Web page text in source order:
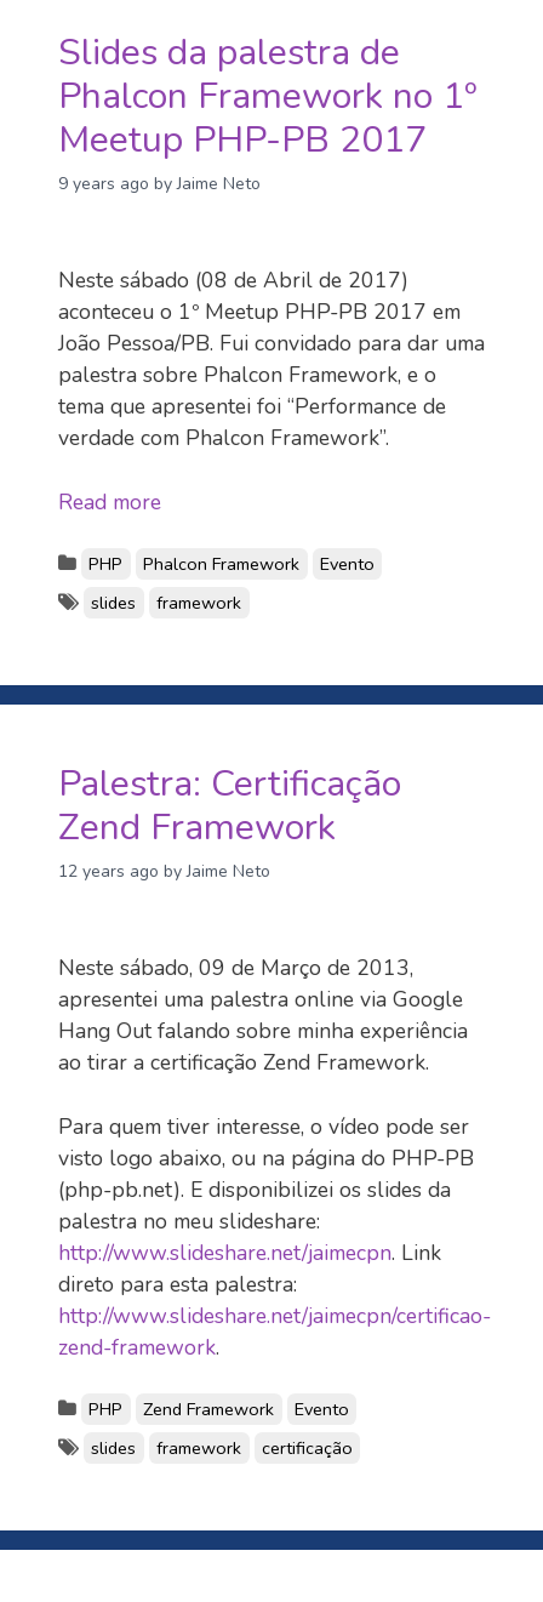
Slides da palestra de
Phalcon Framework no 1º
Meetup PHP-PB 2017
9 years ago by Jaime Neto
Neste sábado (08 de Abril de 2017)
aconteceu o 1º Meetup PHP-PB 2017 em
João Pessoa/PB. Fui convidado para dar uma
palestra sobre Phalcon Framework, e o
tema que apresentei foi “Performance de
verdade com Phalcon Framework”.
Read more
PHP Phalcon Framework
Evento
slides
framework
Palestra: Certificação
Zend Framework
12 years ago by Jaime Neto
Neste sábado, 09 de Março de 2013,
apresentei uma palestra online via Google
Hang Out falando sobre minha experiência
ao tirar a certificação Zend Framework.
Para quem tiver interesse, o vídeo pode ser
visto logo abaixo, ou na página do PHP-PB
(php-pb.net). E disponibilizei os slides da
palestra no meu slideshare:
http://www.slideshare.net/jaimecpn. Link
direto para esta palestra:
http://www.slideshare.net/jaimecpn/certificao-
zend-framework.
PHP Zend Framework
Evento
slides
framework certificação